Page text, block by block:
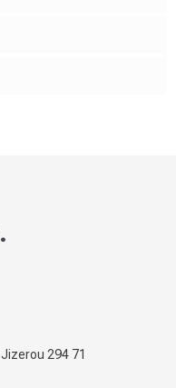
294 71